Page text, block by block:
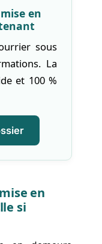
en
sous
La
et 100 %
en
si